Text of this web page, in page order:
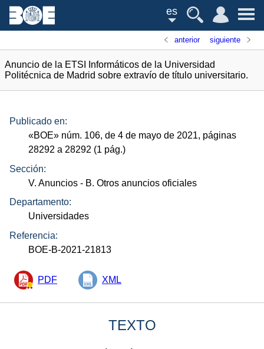
es
anterior siguiente
Anuncio de la ETSI Informáticos de la Universidad
Politécnica de Madrid sobre extravío de título universitario.
Publicado en:
«BOE» núm. 106, de 4 de mayo de 2021, páginas
28292 a 28292 (1 pág.)
Sección:
V. Anuncios - B. Otros anuncios oficiales
Departamento:
Universidades
Referencia:
BOE-B-2021-21813
PDF XML
TEXTO